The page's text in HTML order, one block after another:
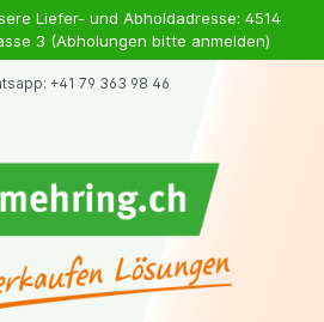
Liefer- und Abholdadresse: 4514
3 (Abholungen bitte anmelden)
+41 79 363 98 46